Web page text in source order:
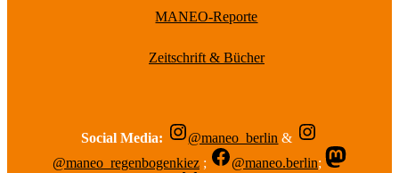
MANEO-Reporte
Zeitschrift & Bücher
Social Media: @maneo_berlin &
@maneo_regenbogenkiez ; @maneo.berlin;